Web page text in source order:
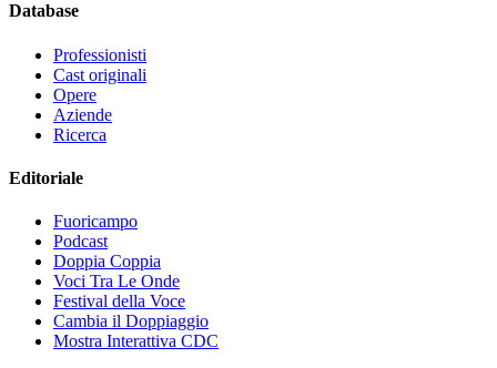
Database
Professionisti
Cast originali
Opere
Aziende
Ricerca
Editoriale
Fuoricampo
Podcast
Doppia Coppia
Voci Tra Le Onde
Festival della Voce
Cambia il Doppiaggio
Mostra Interattiva CDC